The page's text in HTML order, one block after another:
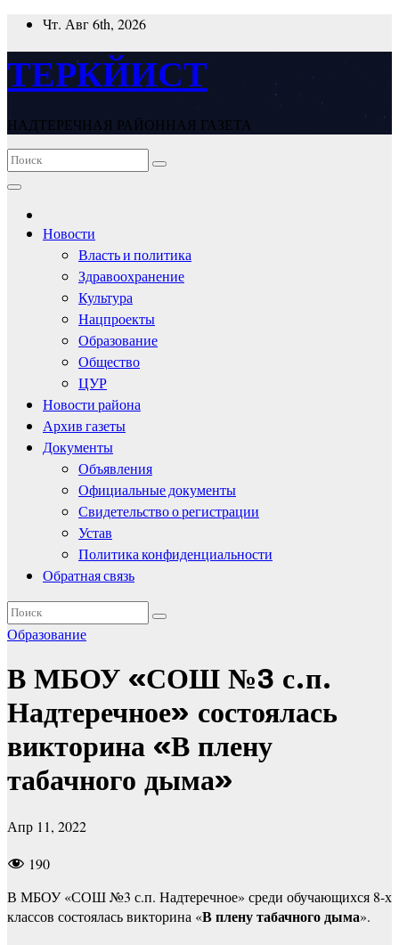
Перейти
содержимому
Чт. Авг 6th, 2026
ТЕРКЙИСТ
НАДТЕРЕЧНАЯ РАЙОННАЯ ГАЗЕТА
Новости
Власть и политика
Здравоохранение
Культура
Нацпроекты
Образование
Общество
ЦУР
Новости района
Архив газеты
Документы
Объявления
Официальные документы
Свидетельство о регистрации
Устав
Политика конфиденциальности
Обратная связь
Образование
В МБОУ «СОШ №3 с.п.
Надтеречное» состоялась
викторина «В плену
табачного дыма»
Апр 11, 2022
190
В МБОУ «СОШ №3 с.п. Надтеречное» среди обучающихся 8-х
классов состоялась викторина «В плену табачного дыма».